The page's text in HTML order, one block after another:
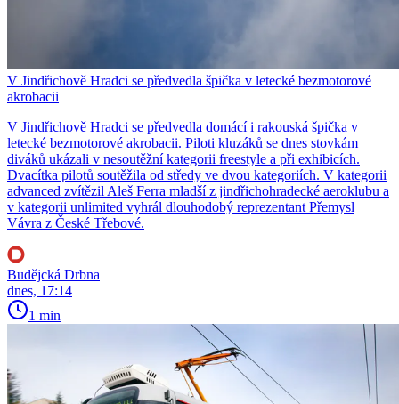
V Jindřichově Hradci se předvedla špička v letecké bezmotorové
akrobacii
V Jindřichově Hradci se předvedla domácí i rakouská špička v
letecké bezmotorové akrobacii. Piloti kluzáků se dnes stovkám
diváků ukázali v nesoutěžní kategorii freestyle a při exhibicích.
Dvacítka pilotů soutěžila od středy ve dvou kategoriích. V kategorii
advanced zvítězil Aleš Ferra mladší z jindřichohradecké aeroklubu a
v kategorii unlimited vyhrál dlouhodobý reprezentant Přemysl
Vávra z České Třebové.
Budějcká Drbna
dnes, 17:14
1 min